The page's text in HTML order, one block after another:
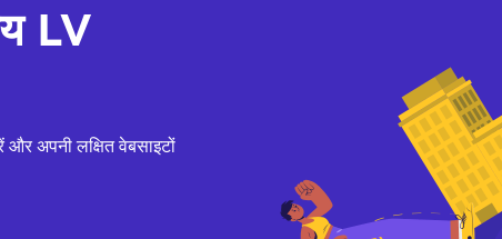
LV
अपनी लक्षित वेबसाइटों